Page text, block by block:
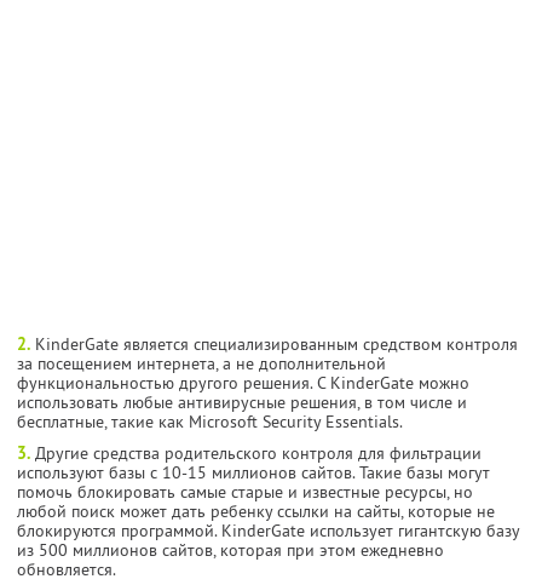
2. KinderGate является специализированным средством контроля
за посещением интернета, а не дополнительной
функциональностью другого решения. С KinderGate можно
использовать любые антивирусные решения, в том числе и
бесплатные, такие как Microsoft Security Essentials.
3. Другие средства родительского контроля для фильтрации
используют базы с 10-15 миллионов сайтов. Такие базы могут
помочь блокировать самые старые и известные ресурсы, но
любой поиск может дать ребенку ссылки на сайты, которые не
блокируются программой. KinderGate использует гигантскую базу
из 500 миллионов сайтов, которая при этом ежедневно
обновляется.